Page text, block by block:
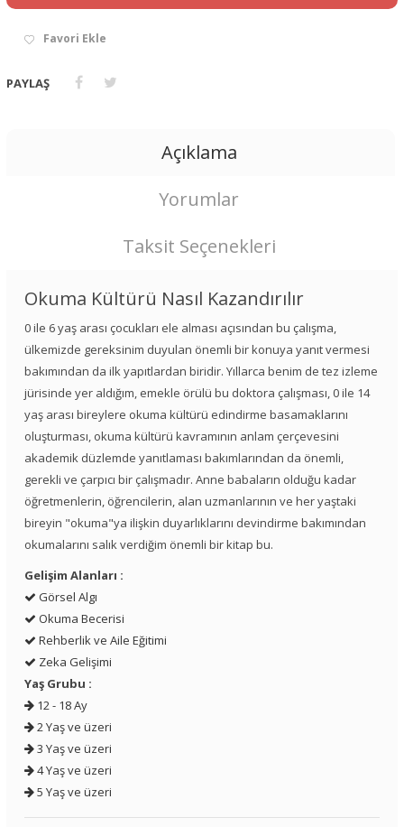
Favori Ekle
PAYLAŞ
Açıklama
Yorumlar
Taksit Seçenekleri
Okuma Kültürü Nasıl Kazandırılır
0 ile 6 yaş arası çocukları ele alması açısından bu çalışma,
ülkemizde gereksinim duyulan önemli bir konuya yanıt vermesi
bakımından da ilk yapıtlardan biridir. Yıllarca benim de tez izleme
jürisinde yer aldığım, emekle örülü bu doktora çalışması, 0 ile 14
yaş arası bireylere okuma kültürü edindirme basamaklarını
oluşturması, okuma kültürü kavramının anlam çerçevesini
akademik düzlemde yanıtlaması bakımlarından da önemli,
gerekli ve çarpıcı bir çalışmadır. Anne babaların olduğu kadar
öğretmenlerin, öğrencilerin, alan uzmanlarının ve her yaştaki
bireyin "okuma"ya ilişkin duyarlıklarını devindirme bakımından
okumalarını salık verdiğim önemli bir kitap bu.
Gelişim Alanları :
Görsel Algı
Okuma Becerisi
Rehberlik ve Aile Eğitimi
Zeka Gelişimi
Yaş Grubu :
12 - 18 Ay
2 Yaş ve üzeri
3 Yaş ve üzeri
4 Yaş ve üzeri
5 Yaş ve üzeri